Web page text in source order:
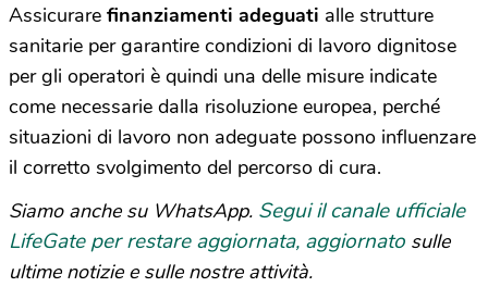
Assicurare finanziamenti adeguati alle strutture
sanitarie per garantire condizioni di lavoro dignitose
per gli operatori è quindi una delle misure indicate
come necessarie dalla risoluzione europea, perché
situazioni di lavoro non adeguate possono influenzare
il corretto svolgimento del percorso di cura.
Siamo anche su WhatsApp. Segui il canale ufficiale
LifeGate per restare aggiornata, aggiornato sulle
ultime notizie e sulle nostre attività.